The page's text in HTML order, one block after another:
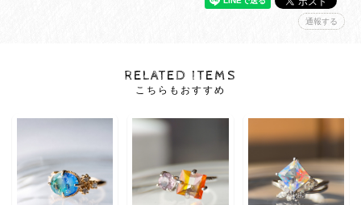
通報する
RELATED ITEMS
こちらもおすすめ